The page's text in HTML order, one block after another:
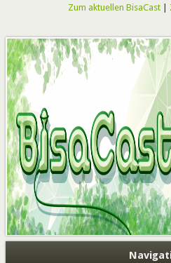
Zum aktuellen BisaCast